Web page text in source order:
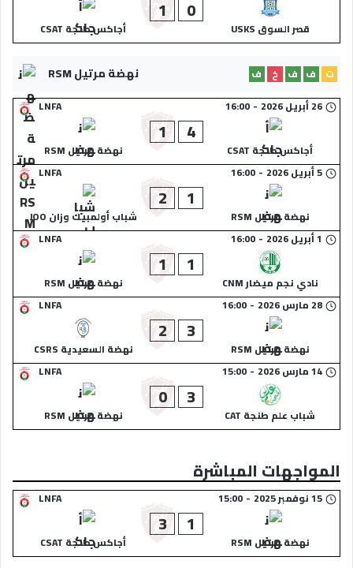
قصر السوق USKS
0
1
أجاكس طنجة CSAT
نهضة مرتيل RSM ت ف ف خ
ف
LNFA
26 أبريل 2026 -
16:00
أجاكس طنجة CSAT
4
1
نهضة مرتيل RSM
LNFA
5 أبريل 2026 -
16:00
نهضة مرتيل RSM
1
2
شباب أولمبيك وزان JOO
LNFA
1 أبريل 2026 -
16:00
نادي نجم ميضار CNM
1
1
نهضة مرتيل RSM
LNFA
28 مارس 2026 -
16:00
نهضة مرتيل RSM
3
2
نهضة السعيدية CSRS
LNFA
14 مارس 2026 -
15:00
شباب علم طنجة CAT
3
0
نهضة مرتيل RSM
المواجهات المباشرة
LNFA 15 نوفمبر 2025 -
15:00
نهضة مرتيل RSM
1
3
أجاكس طنجة CSAT